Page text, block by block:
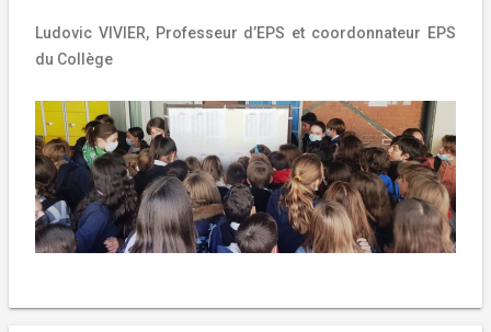
Ludovic VIVIER, Professeur d’EPS et coordonnateur EPS
du Collège